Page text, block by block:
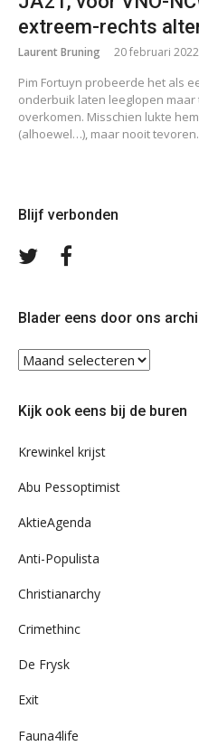
extreem-rechts
Laurent Bruning 20 februari 2022
Pim Fortuyn probeerde het als
onderbuik laten leeglopen
overkomen. Misschien lukte
(alhoewel…), maar nooit
Blijf verbonden
Volg
Blader eens door ons
Blader
eens
ons
Kijk ook eens bij de buren
Krewinkel krijst
Abu Pessoptimist
AktieAgenda
Anti-Populista
Christianarchy
Crimethinc
De Frysk
Exit
Fauna4life